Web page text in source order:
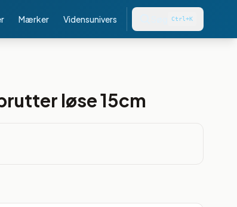
Mærker Vidensunivers Ctrl+K
løse 15cm